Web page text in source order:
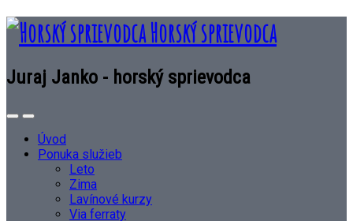
Horský sprievodca
Juraj Janko - horský sprievodca
Úvod
Ponuka služieb
Leto
Zima
Lavínové kurzy
Via ferraty